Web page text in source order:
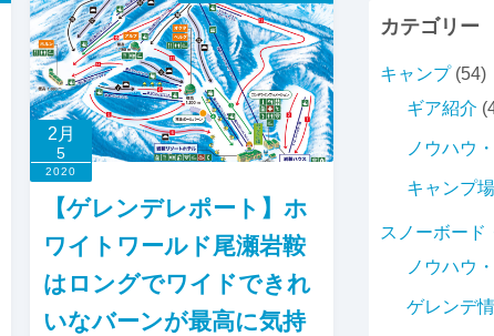
2月
5
2020
【ゲレンデレポート】ホ
ワイトワールド尾瀬岩鞍
はロングでワイドできれ
いなバーンが最高に気持
カテゴリー
キャンプ(54)
ギア紹介
ノウハウ
キャンプ
スノーボード
ノウハウ
ゲレンデ